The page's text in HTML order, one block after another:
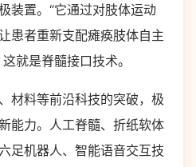
装置。“它通过对肢体运动
患者重新支配瘫痪肢体自主
就是脊髓接口技术。
料等前沿科技的突破，极
能力。人工脊髓、折纸软体
足机器人、智能语音交互技